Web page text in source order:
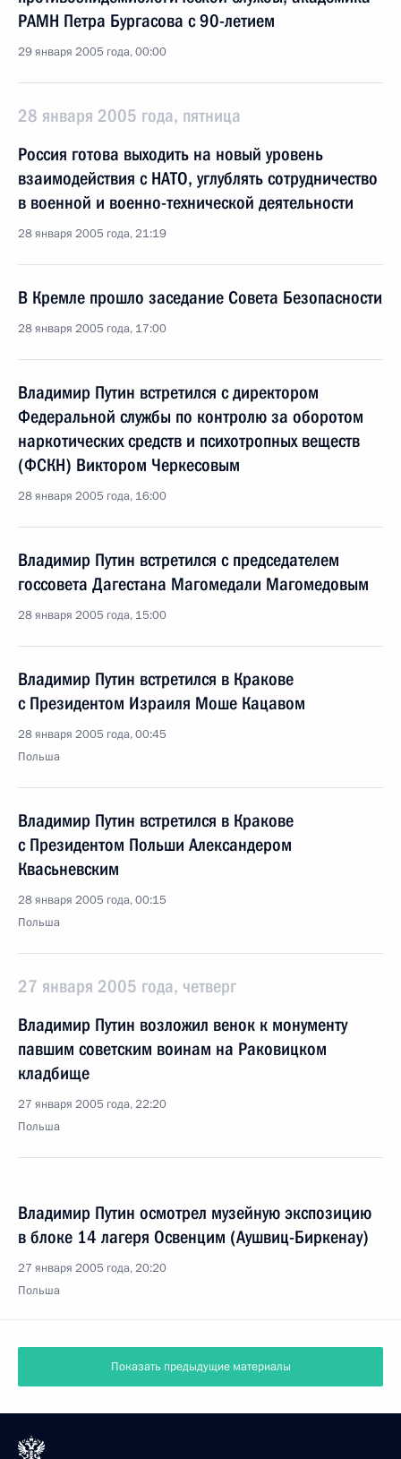
РАМН Петра Бургасова с 90-летием
29 января 2005 года, 00:00
28 января 2005 года, пятница
Россия готова выходить на новый уровень
взаимодействия с НАТО, углублять сотрудничество
в военной и военно-технической деятельности
28 января 2005 года, 21:19
В Кремле прошло заседание Совета Безопасности
28 января 2005 года, 17:00
Владимир Путин встретился с директором
Федеральной службы по контролю за оборотом
наркотических средств и психотропных веществ
(ФСКН) Виктором Черкесовым
28 января 2005 года, 16:00
Владимир Путин встретился с председателем
госсовета Дагестана Магомедали Магомедовым
28 января 2005 года, 15:00
Владимир Путин встретился в Кракове
с Президентом Израиля Моше Кацавом
28 января 2005 года, 00:45
Польша
Владимир Путин встретился в Кракове
с Президентом Польши Александером
Квасьневским
28 января 2005 года, 00:15
Польша
27 января 2005 года, четверг
Владимир Путин возложил венок к монументу
павшим советским воинам на Раковицком
кладбище
27 января 2005 года, 22:20
Польша
Владимир Путин осмотрел музейную экспозицию
в блоке 14 лагеря Освенцим (Аушвиц-Биркенау)
27 января 2005 года, 20:20
Польша
Показать предыдущие материалы